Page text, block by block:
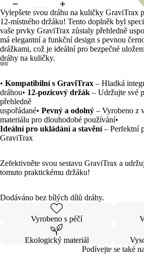
Otevřít
obrázek
na
celou
obrazovku
Otevřít
obrázek
na
celou
obrazovku
Otevřít
obrázek
na
celou
obrazovku
Otevřít
obrázek
na
celou
obrazovku
Vylepšete svou dráhu na kuličky GraviTrax
12-místného držáku! Tento doplněk byl
vaše prvky GraviTrax zůstaly přehledně
má elegantní a funkční design s pevnou
drážkami, což je ideální pro bezpečné
dráhy na kuličky.
• Kompatibilní s GraviTrax – Hladká
dráhou• 12-pozicový držák – Udržujte své
přehledně
uspořádané• Pevný a odolný – Vyrobeno z
materiálu pro dlouhodobé používání•
Ideální pro ukládání a stavění– Perfektní
GraviTrax
Zefektivněte svou sestavu GraviTrax a
tomuto praktickému držáku!
Dodáváno bez bílých dílů dráhy.
Vyrobeno s péčí
Ekologický materiál
Podívejte se také na